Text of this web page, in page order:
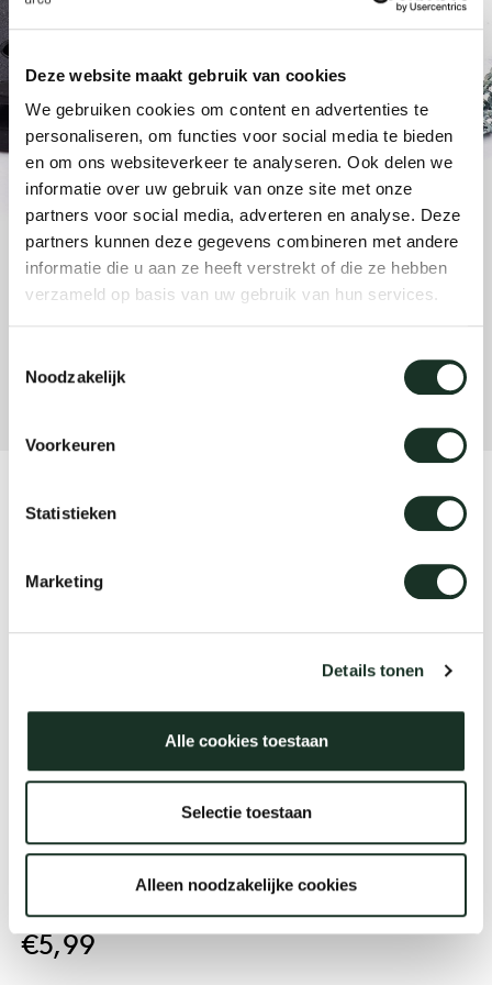
Deze website maakt gebruik van cookies
We gebruiken cookies om content en advertenties te
personaliseren, om functies voor social media te bieden
en om ons websiteverkeer te analyseren. Ook delen we
informatie over uw gebruik van onze site met onze
partners voor social media, adverteren en analyse. Deze
partners kunnen deze gegevens combineren met andere
informatie die u aan ze heeft verstrekt of die ze hebben
verzameld op basis van uw gebruik van hun services.
Noodzakelijk
Voorkeuren
Statistieken
Marketing
Details tonen
Alle cookies toestaan
Selectie toestaan
Alleen noodzakelijke cookies
ovale
runde
local
vision
sessel
cm13/
cm21
cm22
Kollektion
uli
raw
jorre
ivan
jonas
dick
ineke
Über Arco
Adapter E
Passend für: Laze / Close / Café Chair / Café Stool
Lieferzeit: 4-5 Werktage
€5,99